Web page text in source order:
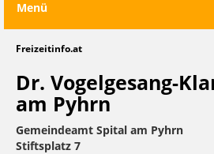
Menü
Freizeitinfo.at
Dr. Vogelgesang-
am Pyhrn
Gemeindeamt Spital am Pyhrn
Stiftsplatz 7